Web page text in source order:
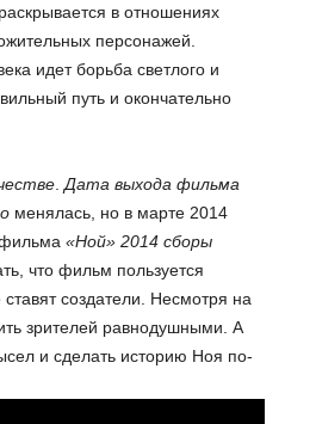
в отношениях
персонажей.
идет борьба светлого и
путь и окончательно
. Дата выхода фильма
менялась, но в марте 2014
«Ной» 2014 сборы
что фильм пользуется
создатели. Несмотря на
зрителей равнодушными. А
и сделать историю Ноя по-